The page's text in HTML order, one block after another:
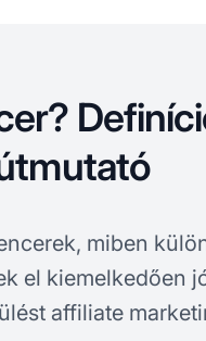
miben
el kiemelkedően
affiliate